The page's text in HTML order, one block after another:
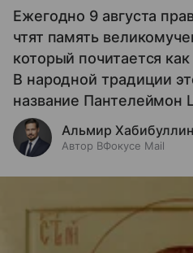
Ежегодно 9 августа
чтят память
который почитается
В народной традиции
название Пантелеймон
Альмир Хабибуллин
Автор ВФокусе Mail